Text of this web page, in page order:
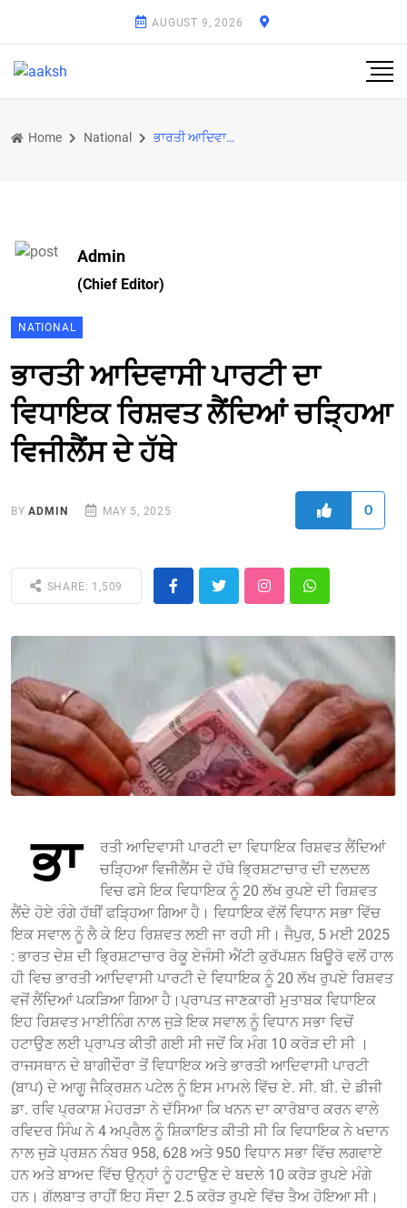
AUGUST 9, 2026
Home National ਭਾਰਤੀ ਆਦਿਵਾਸੀ ਪਾਰਟੀ ਦਾ ਵਿਧਾਇਕ ਰਿਸ਼ਵਤ ਲੈਂਦਿਆਂ ਚੜ੍ਹਿਆ ਵਿਜੀਲੈਂਸ ਦੇ ਹੱਥੇ
Admin
(Chief Editor)
NATIONAL
ਭਾਰਤੀ ਆਦਿਵਾਸੀ ਪਾਰਟੀ ਦਾ
ਵਿਧਾਇਕ ਰਿਸ਼ਵਤ ਲੈਂਦਿਆਂ ਚੜ੍ਹਿਆ
ਵਿਜੀਲੈਂਸ ਦੇ ਹੱਥੇ
BYADMIN MAY 5, 2025 0
SHARE: 1,509
ਭਾ
ਰਤੀ ਆਦਿਵਾਸੀ ਪਾਰਟੀ ਦਾ ਵਿਧਾਇਕ ਰਿਸ਼ਵਤ ਲੈਂਦਿਆਂ
ਚੜ੍ਹਿਆ ਵਿਜੀਲੈਂਸ ਦੇ ਹੱਥੇ ਭ੍ਰਿਸ਼ਟਾਚਾਰ ਦੀ ਦਲਦਲ
ਵਿਚ ਫਸੇ ਇਕ ਵਿਧਾਇਕ ਨੂੰ 20 ਲੱਖ ਰੁਪਏ ਦੀ ਰਿਸ਼ਵਤ
ਲੈਂਦੇ ਹੋਏ ਰੰਗੇ ਹੱਥੀਂ ਫੜ੍ਹਿਆ ਗਿਆ ਹੈ। ਵਿਧਾਇਕ ਵੱਲੋਂ ਵਿਧਾਨ ਸਭਾ ਵਿੱਚ
ਇਕ ਸਵਾਲ ਨੂੰ ਲੈ ਕੇ ਇਹ ਰਿਸ਼ਵਤ ਲਈ ਜਾ ਰਹੀ ਸੀ। ਜੈਪੁਰ, 5 ਮਈ 2025
: ਭਾਰਤ ਦੇਸ਼ ਦੀ ਭ੍ਰਿਸ਼ਟਾਚਾਰ ਰੋਕੂ ਏਜੰਸੀ ਐਂਟੀ ਕੁਰੱਪਸ਼ਨ ਬਿਊਰੋ ਵਲੋਂ ਹਾਲ
ਹੀ ਵਿਚ ਭਾਰਤੀ ਆਦਿਵਾਸੀ ਪਾਰਟੀ ਦੇ ਵਿਧਾਇਕ ਨੂੰ 20 ਲੱਖ ਰੁਪਏ ਰਿਸ਼ਵਤ
ਵਜੋਂ ਲੈਂਦਿਆਂ ਪਕੜਿਆ ਗਿਆ ਹੈ।ਪ੍ਰਾਪਤ ਜਾਣਕਾਰੀ ਮੁਤਾਬਕ ਵਿਧਾਇਕ
ਇਹ ਰਿਸ਼ਵਤ ਮਾਈਨਿੰਗ ਨਾਲ ਜੁੜੇ ਇਕ ਸਵਾਲ ਨੂੰ ਵਿਧਾਨ ਸਭਾ ਵਿਚੋਂ
ਹਟਾਉਣ ਲਈ ਪ੍ਰਾਪਤ ਕੀਤੀ ਗਈ ਸੀ ਜਦੋਂ ਕਿ ਮੰਗ 10 ਕਰੋੜ ਦੀ ਸੀ ।
ਰਾਜਸਥਾਨ ਦੇ ਬਾਗੀਦੌਰਾ ਤੋਂ ਵਿਧਾਇਕ ਅਤੇ ਭਾਰਤੀ ਆਦਿਵਾਸੀ ਪਾਰਟੀ
(ਬਾਪ) ਦੇ ਆਗੂ ਜੈਕ੍ਰਿਸ਼ਨ ਪਟੇਲ ਨੂੰ ਇਸ ਮਾਮਲੇ ਵਿੱਚ ਏ. ਸੀ. ਬੀ. ਦੇ ਡੀਜੀ
ਡਾ. ਰਵਿ ਪ੍ਰਕਾਸ਼ ਮੇਹਰੜਾ ਨੇ ਦੱਸਿਆ ਕਿ ਖਨਨ ਦਾ ਕਾਰੋਬਾਰ ਕਰਨ ਵਾਲੇ
ਰਵਿਦਰ ਸਿੰਘ ਨੇ 4 ਅਪ੍ਰੈਲ ਨੂੰ ਸ਼ਿਕਾਇਤ ਕੀਤੀ ਸੀ ਕਿ ਵਿਧਾਇਕ ਨੇ ਖਦਾਨ
ਨਾਲ ਜੁੜੇ ਪ੍ਰਸ਼ਨ ਨੰਬਰ 958, 628 ਅਤੇ 950 ਵਿਧਾਨ ਸਭਾ ਵਿੱਚ ਲਗਵਾਏ
ਹਨ ਅਤੇ ਬਾਅਦ ਵਿੱਚ ਉਨ੍ਹਾਂ ਨੂੰ ਹਟਾਉਣ ਦੇ ਬਦਲੇ 10 ਕਰੋੜ ਰੁਪਏ ਮੰਗੇ
ਹਨ। ਗੱਲਬਾਤ ਰਾਹੀਂ ਇਹ ਸੌਦਾ 2.5 ਕਰੋੜ ਰੁਪਏ ਵਿੱਚ ਤੈਅ ਹੋਇਆ ਸੀ।